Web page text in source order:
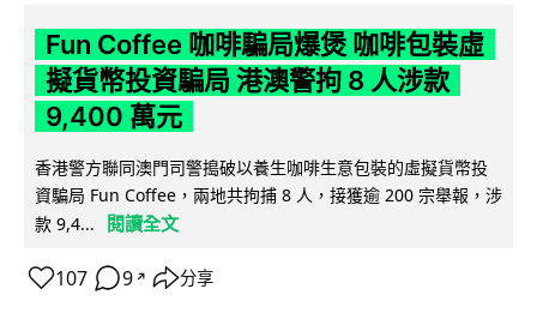
Fun Coffee 咖啡騙局爆煲 咖啡包裝虛
擬貨幣投資騙局 港澳警拘 8 人涉款
9,400 萬元
香港警方聯同澳門司警搗破以養生咖啡生意包裝的虛擬貨幣投
資騙局 Fun Coffee，兩地共拘捕 8 人，接獲逾 200 宗舉報，涉
款 9,4...
閱讀全文
107 9 ↗ 分享